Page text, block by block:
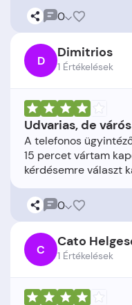
0
D Dimitrios
1 Értékelések
Udvarias, de
A telefonos
15 percet vártam
0
C Cato
1 Értékelések